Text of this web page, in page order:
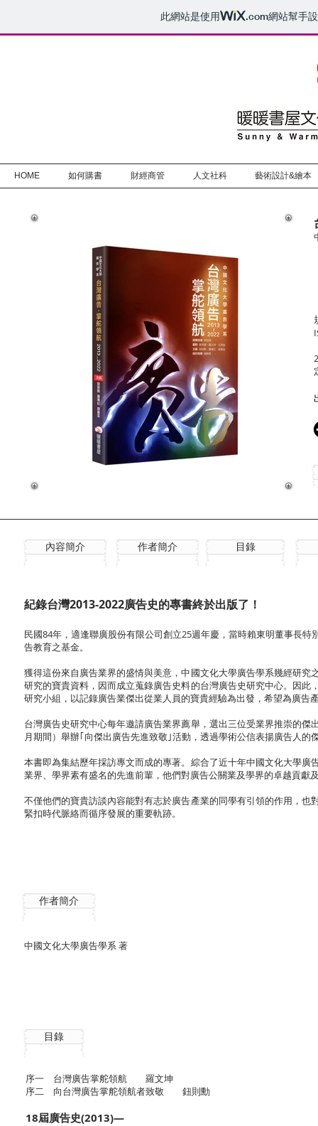
此網站是使用 .com網站幫手
HOME 如何購書 財經商管 人文社科 藝術設計&繪本
內容簡介 作者簡介 目錄
紀錄台灣2013-2022廣告史的專書終於出版了！
民國84年，適逢聯廣股份有限公司創立25週年慶，當時賴東明董事長
告教育之基金。
獲得這份來自廣告業界的盛情與美意，中國文化大學廣告學系幾經研
研究的寶貴資料，因而成立蒐錄廣告史料的台灣廣告史研究中心。因
研究小組，以記錄廣告業傑出從業人員的寶貴經驗為出發，希望為廣告
台灣廣告史研究中心每年邀請廣告業界薦舉，選出三位受業界推崇的
月期間）舉辦｢向傑出廣告先進致敬｣活動，透過學術公信表揚廣告人
本書即為集結歷年採訪專文而成的專著。綜合了近十年中國文化大學
業界、學界素有盛名的先進前輩，他們對廣告公關業及學界的卓越貢獻
不僅他們的寶貴訪談內容能對有志於廣告產業的同學有引領的作用，
緊扣時代脈絡而循序發展的重要軌跡。
作者簡介
中國文化大學廣告學系 著
目錄
序一 台灣廣告掌舵領航 羅文坤
序二 向台灣廣告掌舵領航者致敬 鈕則勳
18屆廣告史(2013)—